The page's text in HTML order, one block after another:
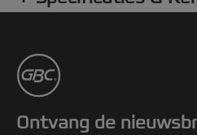
Ontvang de